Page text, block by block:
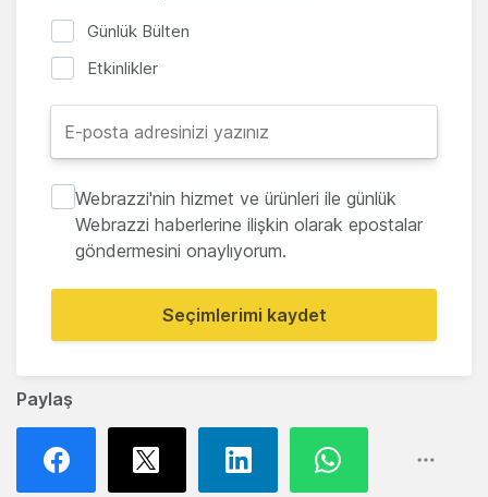
Paylaş
Günlük Bülten
Etkinlikler
Webrazzi'nin hizmet ve ürünleri ile günlük
Webrazzi haberlerine ilişkin olarak epostalar
göndermesini onaylıyorum.
Seçimlerimi kaydet